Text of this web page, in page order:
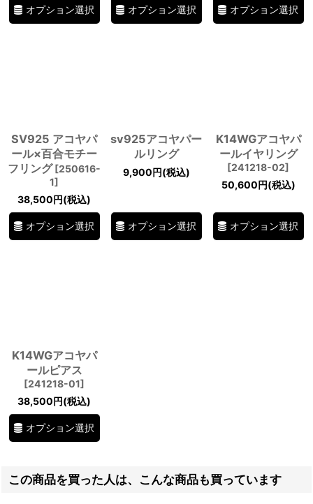
オプション選択 オプション選択 オプション選択
SV925 アコヤパ
ール×百合モチー
フリング [250616-
1]
38,500円(税込)
オプション選択
sv925アコヤパー
ルリング
9,900円(税込)
オプション選択
K14WGアコヤパ
ールイヤリング
[241218-02]
50,600円(税込)
オプション選択
K14WGアコヤパ
ールピアス
[241218-01]
38,500円(税込)
オプション選択
この商品を買った人は、こんな商品も買っています